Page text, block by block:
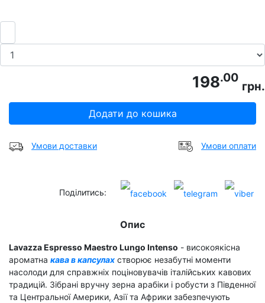
198.00
грн.
Додати до кошика
Умови доставки Умови оплати
Поділитись:
Опис
Lavazza Espresso Maestro Lungo Intenso - високоякісна
ароматна кава в капсулах створює незабутні моменти
насолоди для справжніх поціновувачів італійських кавових
традицій. Зібрані вручну зерна арабіки і робусти з Південної
та Центральної Америки, Азії та Африки забезпечують